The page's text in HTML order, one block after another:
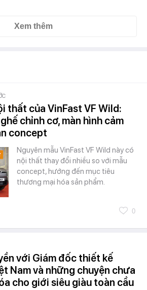
Xem thêm
thất của VinFast VF Wild:
chỉnh cơ, màn hình cảm
concept
Nguyên mẫu VinFast VF Wild này có
nội thất thay đổi nhiều so với mẫu
concept, hướng đến mục tiêu
thương mại hóa sản phẩm.
0
với Giám đốc thiết kế
Nam và những chuyện chưa
cho giới siêu giàu toàn cầu